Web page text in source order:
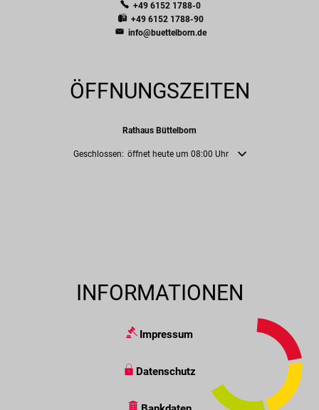
+49 6152 1788-0
+49 6152 1788-90
info@buettelborn.de
ÖFFNUNGSZEITEN
Rathaus Büttelborn
Klicken, um weitere Öffnungs- oder Schließzeiten auszublenden
Geschlossen: öffnet heute um 08:00 Uhr
INFORMATIONEN
Impressum
Datenschutz